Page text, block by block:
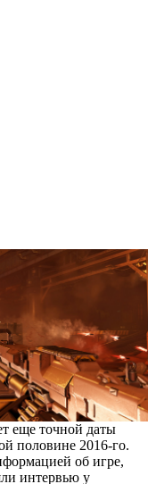
еще точной даты
половине 2016-го.
об игре,
интервью у